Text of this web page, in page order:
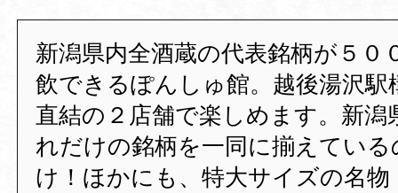
新潟県内全酒蔵の代表銘柄が５０
飲できるぽんしゅ館。越後湯沢駅
直結の２店舗で楽しめます。新潟
れだけの銘柄を一同に揃えてい
け！ほかにも、特大サイズの名物